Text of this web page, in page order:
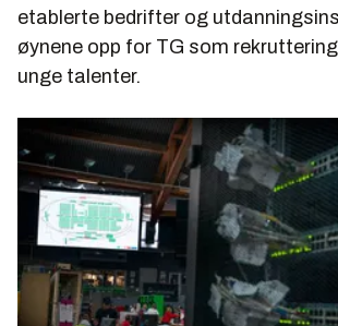
etablerte bedrifter og
øynene opp for TG som
unge talenter.